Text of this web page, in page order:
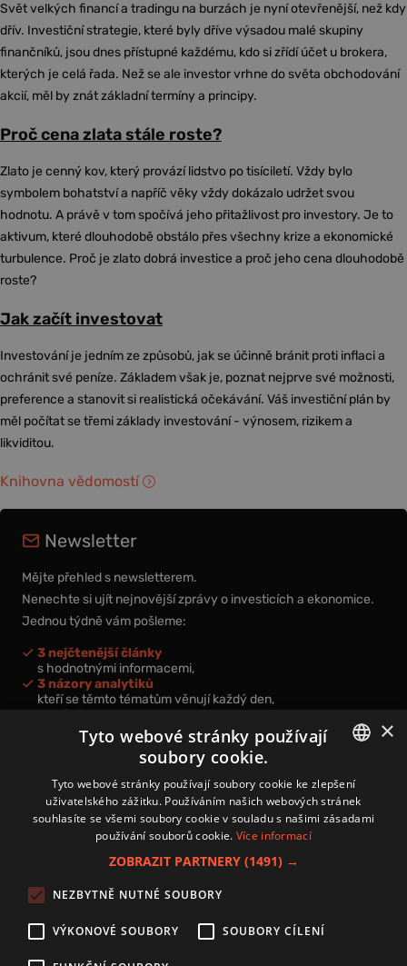
Svět velkých financí a tradingu na burzách je nyní otevřenější, než kdy
dřív. Investiční strategie, které byly dříve výsadou malé skupiny
finančníků, jsou dnes přístupné každému, kdo si zřídí účet u brokera,
kterých je celá řada. Než se ale investor vrhne do světa obchodování
akcií, měl by znát základní termíny a principy.
Proč cena zlata stále roste?
Zlato je cenný kov, který provází lidstvo po tisíciletí. Vždy bylo
symbolem bohatství a napříč věky vždy dokázalo udržet svou
hodnotu. A právě v tom spočívá jeho přitažlivost pro investory. Je to
aktivum, které dlouhodobě obstálo přes všechny krize a ekonomické
turbulence. Proč je zlato dobrá investice a proč jeho cena dlouhodobě
roste?
Jak začít investovat
Investování je jedním ze způsobů, jak se účinně bránit proti inflaci a
ochránit své peníze. Základem však je, poznat nejprve své možnosti,
preference a stanovit si realistická očekávání. Váš investiční plán by
měl počítat se třemi základy investování - výnosem, rizikem a
likviditou.
Knihovna vědomostí
Newsletter
Mějte přehled s newsletterem.
Nenechte si ujít nejnovější zprávy o investicích a ekonomice.
Jednou týdně vám pošleme:
3 nejčtenější články
s hodnotnými informacemi,
3 názory analytiků
kteří se těmto tématům věnují každý den,
nová videa a podcasty
k prohloubení vašich znalostí.
Přihlášením k newsletteru vyjadřujete svůj souhlas spodmínkami
zpracování osobních údajů.
Zásady používání souborů cookies
Autoři
Nastavení cookies
CZECH
×
Tyto webové stránky používají
soubory cookie.
Tyto webové stránky používají soubory cookie ke zlepšení
uživatelského zážitku. Používáním našich webových stránek
souhlasíte se všemi soubory cookie v souladu s našimi zásadami
používání souborů cookie. Více informací
ZOBRAZIT PARTNERY (1491) →
NEZBYTNĚ NUTNÉ SOUBORY
VÝKONOVÉ SOUBORY SOUBORY CÍLENÍ